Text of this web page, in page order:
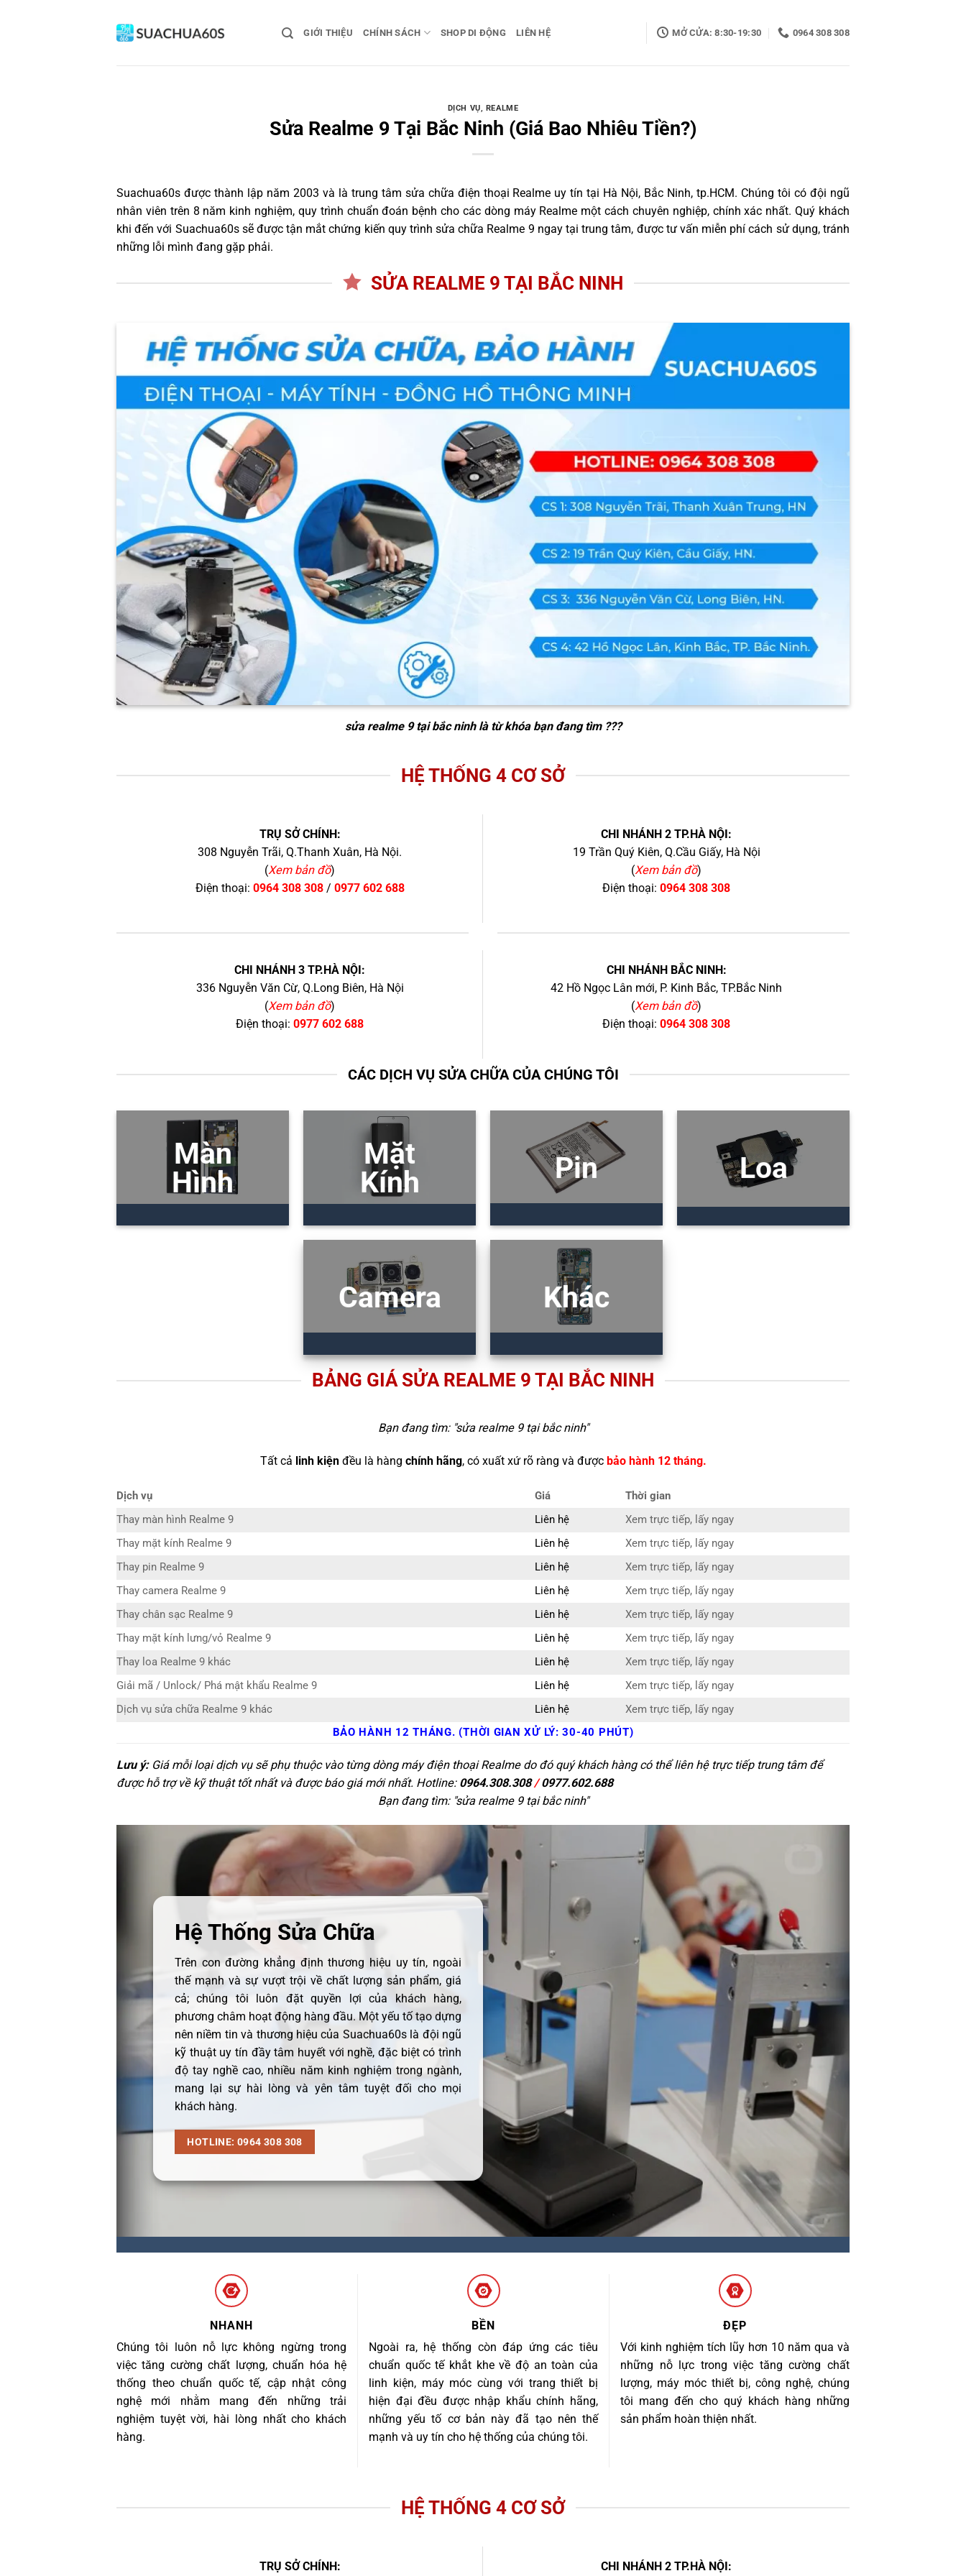
GIỚI THIỆU CHÍNH SÁCH SHOP DI ĐỘNG LIÊN HỆ MỞ CỬA: 8:30-19:30 0964 308 308
DỊCH VỤ, REALME
Sửa Realme 9 Tại Bắc Ninh (Giá Bao Nhiêu Tiền?)
Suachua60s được thành lập năm 2003 và là trung tâm sửa chữa điện thoại Realme uy tín tại Hà Nội, Bắc Ninh, tp.HCM. Chúng tôi có đội ngũ
nhân viên trên 8 năm kinh nghiệm, quy trình chuẩn đoán bệnh cho các dòng máy Realme một cách chuyên nghiệp, chính xác nhất. Quý khách
khi đến với Suachua60s sẽ được tận mắt chứng kiến quy trình sửa chữa Realme 9 ngay tại trung tâm, được tư vấn miễn phí cách sử dụng, tránh
những lỗi mình đang gặp phải.
SỬA REALME 9 TẠI BẮC NINH
sửa realme 9 tại bắc ninhlà từ khóa bạn đang tìm ???
HỆ THỐNG 4 CƠ SỞ
TRỤ SỞ CHÍNH:
308 Nguyễn Trãi, Q.Thanh Xuân, Hà Nội.
(Xem bản đồ)
Điện thoại: 0964 308 308/ 0977 602 688
CHI NHÁNH 2 TP.HÀ NỘI:
19 Trần Quý Kiên, Q.Cầu Giấy, Hà Nội
(Xem bản đồ)
Điện thoại: 0964 308 308
CHI NHÁNH 3 TP.HÀ NỘI:
336 Nguyễn Văn Cừ, Q.Long Biên, Hà Nội
(Xem bản đồ)
Điện thoại: 0977 602 688
CHI NHÁNH BẮC NINH:
42 Hồ Ngọc Lân mới, P. Kinh Bắc, TP.Bắc Ninh
(Xem bản đồ)
Điện thoại: 0964 308 308
CÁC DỊCH VỤ SỬA CHỮA CỦA CHÚNG TÔI
Màn
Hình
Mặt
Kính
Pin Loa
Camera Khác
BẢNG GIÁ SỬA REALME 9 TẠI BẮC NINH
Bạn đang tìm: "sửa realme 9 tại bắc ninh"
Tất cả linh kiệnđều là hàng chính hãng, có xuất xứ rõ ràng và được bảo hành 12 tháng.
Dịch vụ Giá
Thời gian
Thay màn hình Realme 9
Liên hệ
Xem trực tiếp, lấy ngay
Thay mặt kính Realme 9
Liên hệ
Xem trực tiếp, lấy ngay
Thay pin Realme 9
Liên hệ
Xem trực tiếp, lấy ngay
Thay camera Realme 9
Liên hệ
Xem trực tiếp, lấy ngay
Thay chân sạc Realme 9
Liên hệ
Xem trực tiếp, lấy ngay
Thay mặt kính lưng/vỏ Realme 9
Liên hệ
Xem trực tiếp, lấy ngay
Thay loa Realme 9 khác
Liên hệ
Xem trực tiếp, lấy ngay
Giải mã / Unlock/ Phá mật khẩu Realme 9
Liên hệ
Xem trực tiếp, lấy ngay
Dịch vụ sửa chữa Realme 9 khác
Liên hệ
Xem trực tiếp, lấy ngay
BẢO HÀNH 12 THÁNG. (THỜI GIAN XỬ LÝ: 30-40 PHÚT)
Lưu ý:Giá mỗi loại dịch vụ sẽ phụ thuộc vào từng dòng máy điện thoại Realme do đó quý khách hàng có thể liên hệ trực tiếp trung tâm để
được hỗ trợ về kỹ thuật tốt nhất và được báo giá mới nhất. Hotline: 0964.308.308/0977.602.688
Bạn đang tìm: "sửa realme 9 tại bắc ninh"
Hệ Thống Sửa Chữa
Trên con đường khẳng định thương hiệu uy tín, ngoài
thế mạnh và sự vượt trội về chất lượng sản phẩm, giá
cả; chúng tôi luôn đặt quyền lợi của khách hàng,
phương châm hoạt động hàng đầu. Một yếu tố tạo dựng
nên niềm tin và thương hiệu của Suachua60s là đội ngũ
kỹ thuật uy tín đầy tâm huyết với nghề, đặc biệt có trình
độ tay nghề cao, nhiều năm kinh nghiệm trong ngành,
mang lại sự hài lòng và yên tâm tuyệt đối cho mọi
khách hàng.
HOTLINE: 0964 308 308
NHANH
Chúng tôi luôn nỗ lực không ngừng trong
việc tăng cường chất lượng, chuẩn hóa hệ
thống theo chuẩn quốc tế, cập nhật công
nghệ mới nhằm mang đến những trải
nghiệm tuyệt vời, hài lòng nhất cho khách
hàng.
BỀN
Ngoài ra, hệ thống còn đáp ứng các tiêu
chuẩn quốc tế khắt khe về độ an toàn của
linh kiện, máy móc cùng với trang thiết bị
hiện đại đều được nhập khẩu chính hãng,
những yếu tố cơ bản này đã tạo nên thế
mạnh và uy tín cho hệ thống của chúng tôi.
ĐẸP
Với kinh nghiệm tích lũy hơn 10 năm qua và
những nỗ lực trong việc tăng cường chất
lượng, máy móc thiết bị, công nghệ, chúng
tôi mang đến cho quý khách hàng những
sản phẩm hoàn thiện nhất.
HỆ THỐNG 4 CƠ SỞ
TRỤ SỞ CHÍNH: CHI NHÁNH 2 TP.HÀ NỘI: